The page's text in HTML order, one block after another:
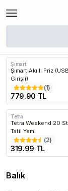
/
Şımart
Şımart Akıllı Priz
Girişli)
(1)
779.90 TL
Tetra
Tetra Weekend 20
Tatil Yemi
(2)
319.99 TL
Balık